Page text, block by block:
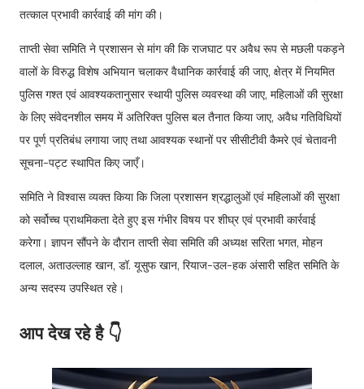
तत्काल प्रभावी कार्रवाई की मांग की।
ताप्ती सेवा समिति ने प्रशासन से मांग की कि राजघाट पर अवैध रूप से मछली पकड़ने
वालों के विरुद्ध विशेष अभियान चलाकर वैधानिक कार्रवाई की जाए, क्षेत्र में नियमित
पुलिस गश्त एवं आवश्यकतानुसार स्थायी पुलिस व्यवस्था की जाए, महिलाओं की सुरक्षा
के लिए संवेदनशील समय में अतिरिक्त पुलिस बल तैनात किया जाए, अवैध गतिविधियों
पर पूर्ण प्रतिबंध लगाया जाए तथा आवश्यक स्थानों पर सीसीटीवी कैमरे एवं चेतावनी
सूचना-पट्ट स्थापित किए जाएँ।
समिति ने विश्वास व्यक्त किया कि जिला प्रशासन श्रद्धालुओं एवं महिलाओं की सुरक्षा
को सर्वोच्च प्राथमिकता देते हुए इस गंभीर विषय पर शीघ्र एवं प्रभावी कार्रवाई
करेगा। ज्ञापन सौंपने के दौरान ताप्ती सेवा समिति की अध्यक्ष सरिता भगत, मोहन
दलाल, अताउल्लाह खान, डॉ. यूसुफ खान, रियाज-उल-हक अंसारी सहित समिति के
अन्य सदस्य उपस्थित रहे।
आप देख रहे है 👇